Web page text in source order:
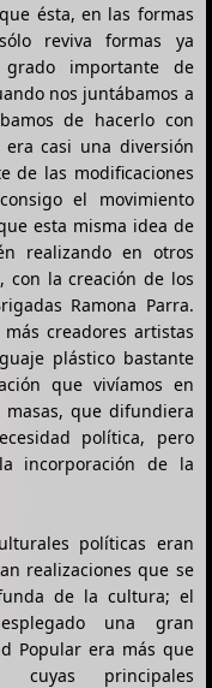
ésta, en las formas
reviva formas ya
importante de
nos juntábamos a
de hacerlo con
casi una diversión
de las modificaciones
el movimiento
esta misma idea de
realizando en otros
con la creación de los
Ramona Parra.
creadores artistas
plástico bastante
que vivíamos en
que difundiera
política, pero
incorporación de la
políticas eran
realizaciones que se
de la cultura; el
una gran
Popular era más que
principales